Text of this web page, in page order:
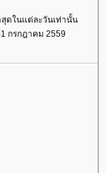
ดในแต่ละวันเท่านั้น
กรกฎาคม 2559